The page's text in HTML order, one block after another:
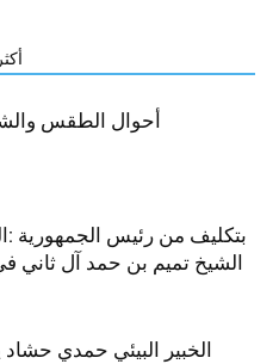
أحوال الطقس
بتكليف من رئيس الجمهورية
الشيخ تميم بن حمد آل ثاني في
الخبير البيئي حمدي